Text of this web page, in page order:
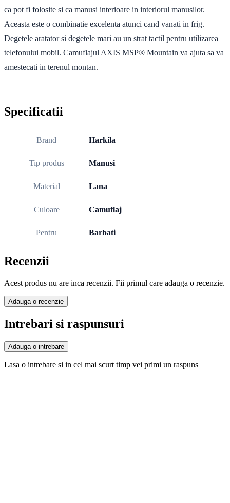
ca pot fi folosite si ca manusi interioare in interiorul manusilor.
Aceasta este o combinatie excelenta atunci cand vanati in frig.
Degetele aratator si degetele mari au un strat tactil pentru utilizarea
telefonului mobil. Camuflajul AXIS MSP® Mountain va ajuta sa va
amestecati in terenul montan.
Specificatii
Brand Harkila
Tip produs Manusi
Material Lana
Culoare Camuflaj
Pentru Barbati
Recenzii
Acest produs nu are inca recenzii. Fii primul care adauga o recenzie.
Adauga o recenzie
Intrebari si raspunsuri
Adauga o intrebare
Lasa o intrebare si in cel mai scurt timp vei primi un raspuns